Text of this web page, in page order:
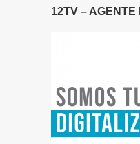
12TV – AGENTE